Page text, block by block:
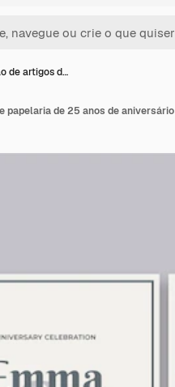
de artigos d…
papelaria de 25 anos de aniversário